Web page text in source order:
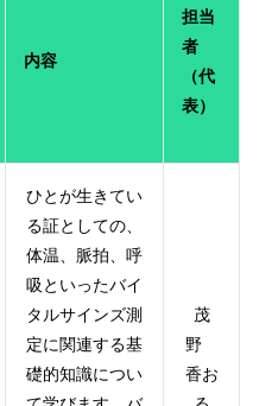
内容
担当
者
（代
表）
ひとが生きてい
る証としての、
体温、脈拍、呼
吸といったバイ
タルサインズ測
定に関連する基
礎的知識につい
茂
野
香お